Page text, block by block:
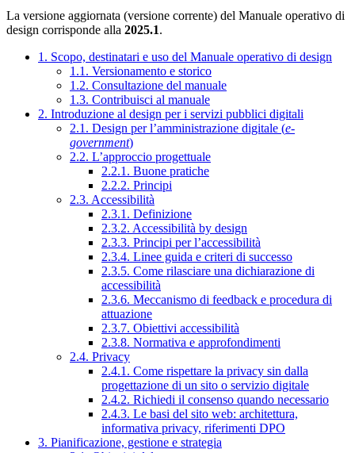
La versione aggiornata (versione corrente) del Manuale operativo di
design corrisponde alla 2025.1.
1. Scopo, destinatari e uso del Manuale operativo di design
1.1. Versionamento e storico
1.2. Consultazione del manuale
1.3. Contribuisci al manuale
2. Introduzione al design per i servizi pubblici digitali
2.1. Design per l’amministrazione digitale (e-
government)
2.2. L’approccio progettuale
2.2.1. Buone pratiche
2.2.2. Principi
2.3. Accessibilità
2.3.1. Definizione
2.3.2. Accessibilità by design
2.3.3. Principi per l’accessibilità
2.3.4. Linee guida e criteri di successo
2.3.5. Come rilasciare una dichiarazione di
accessibilità
2.3.6. Meccanismo di feedback e procedura di
attuazione
2.3.7. Obiettivi accessibilità
2.3.8. Normativa e approfondimenti
2.4. Privacy
2.4.1. Come rispettare la privacy sin dalla
progettazione di un sito o servizio digitale
2.4.2. Richiedi il consenso quando necessario
2.4.3. Le basi del sito web: architettura,
informativa privacy, riferimenti DPO
3. Pianificazione, gestione e strategia